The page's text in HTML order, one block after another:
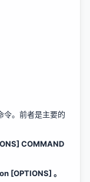
令。前者是主要的
COMMAND
[OPTIONS] 。